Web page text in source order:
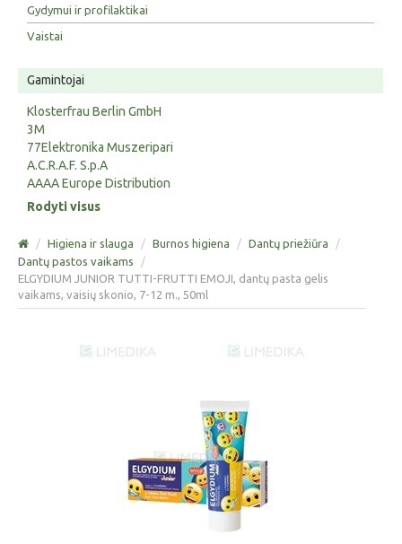
Gydymui ir profilaktikai
Vaistai
Gamintojai
Klosterfrau Berlin GmbH
3M
77Elektronika Muszeripari
A.C.R.A.F. S.p.A
AAAA Europe Distribution
Rodyti visus
/ Higiena ir slauga / Burnos higiena / Dantų priežiūra
/
Dantų pastos vaikams
/
ELGYDIUM JUNIOR TUTTI-FRUTTI EMOJI, dantų pasta gelis
vaikams, vaisių skonio, 7-12 m., 50ml